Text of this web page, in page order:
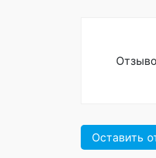
Оставить